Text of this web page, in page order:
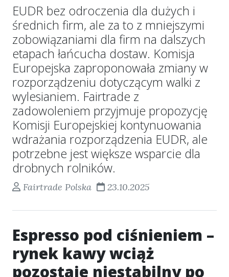
EUDR bez odroczenia dla dużych i
średnich firm, ale za to z mniejszymi
zobowiązaniami dla firm na dalszych
etapach łańcucha dostaw. Komisja
Europejska zaproponowała zmiany w
rozporządzeniu dotyczącym walki z
wylesianiem. Fairtrade z
zadowoleniem przyjmuje propozycję
Komisji Europejskiej kontynuowania
wdrażania rozporządzenia EUDR, ale
potrzebne jest większe wsparcie dla
drobnych rolników.
Fairtrade Polska 23.10.2025
Espresso pod ciśnieniem –
rynek kawy wciąż
pozostaje niestabilny po